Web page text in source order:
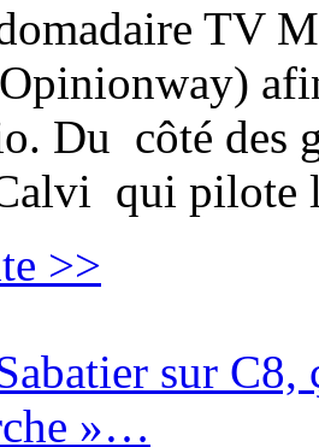
TV
Du côté des
qui
>>
sur C8,
»…